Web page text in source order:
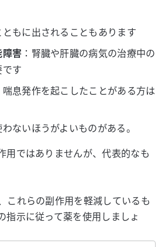
ともに出されることもあります
障害 ：腎臓や肝臓の病気の治療中の
す
喘息発作を起こしたことがある方は
ないほうがよいものがある。
用ではありませんが、代表的なも
これらの副作用を軽減しているも
指示に従って薬を使用しましょ